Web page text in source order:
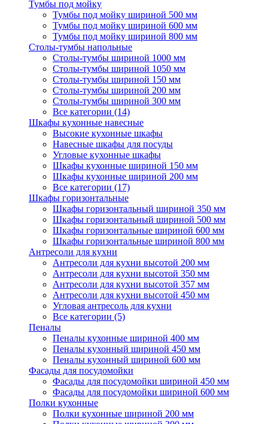
Тумбы под мойку
Тумбы под мойку шириной 500 мм
Тумбы под мойку шириной 600 мм
Тумбы под мойку шириной 800 мм
Столы-тумбы напольные
Столы-тумбы шириной 1000 мм
Столы-тумбы шириной 1050 мм
Столы-тумбы шириной 150 мм
Столы-тумбы шириной 200 мм
Столы-тумбы шириной 300 мм
Все категории (14)
Шкафы кухонные навесные
Высокие кухонные шкафы
Навесные шкафы для посуды
Угловые кухонные шкафы
Шкафы кухонные шириной 150 мм
Шкафы кухонные шириной 200 мм
Все категории (17)
Шкафы горизонтальные
Шкафы горизонтальный шириной 350 мм
Шкафы горизонтальный шириной 500 мм
Шкафы горизонтальные шириной 600 мм
Шкафы горизонтальные шириной 800 мм
Антресоли для кухни
Антресоли для кухни высотой 200 мм
Антресоли для кухни высотой 350 мм
Антресоли для кухни высотой 357 мм
Антресоли для кухни высотой 450 мм
Угловая антресоль для кухни
Все категории (5)
Пеналы
Пеналы кухонные шириной 400 мм
Пеналы кухонный шириной 450 мм
Пеналы кухонный шириной 600 мм
Фасады для посудомойки
Фасады для посудомойки шириной 450 мм
Фасады для посудомойки шириной 600 мм
Полки кухонные
Полки кухонные шириной 200 мм